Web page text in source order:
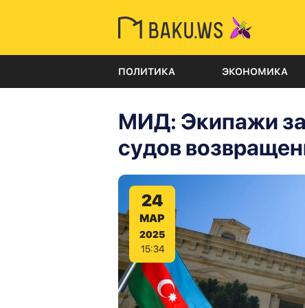
ПОЛИТИКА ЭКОНОМИКА
МИД: Экипажи
судов
24
МАР
2025
15:34